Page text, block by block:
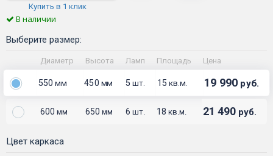
Купить в 1 клик
В наличии
Выберите размер:
Диаметр Высота Ламп Площадь Цена
550мм 450 мм 5шт. 15кв.м. 19 990 руб.
600 мм 650 мм 6 шт. 18 кв.м. 21 490 руб.
Цвет каркаса